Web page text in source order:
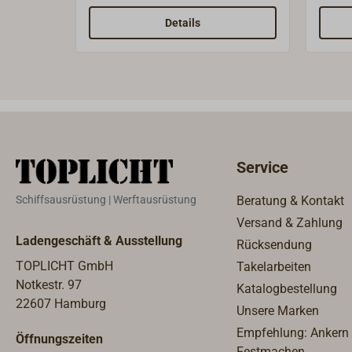
Details
Schiffsausrüstung | Werftausrüstung
Ladengeschäft & Ausstellung
TOPLICHT GmbH
Notkestr. 97
22607 Hamburg
Öffnungszeiten
Service
Beratung & Kontakt
Versand & Zahlung
Rücksendung
Takelarbeiten
Katalogbestellung
Unsere Marken
Empfehlung: Ankern